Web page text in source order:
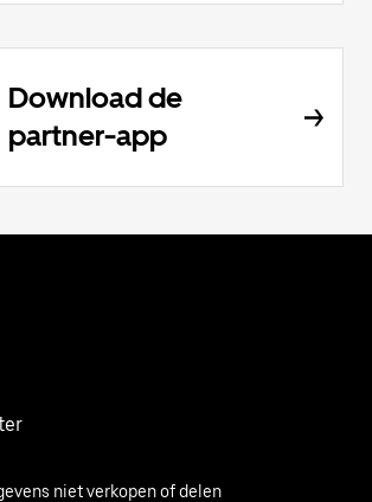
Download de
partner-app
niet verkopen of delen